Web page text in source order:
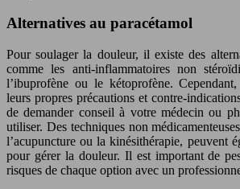
Alternatives au paracétamol
Pour soulager la douleur, il existe des
comme les anti-inflammatoires non
l’ibuprofène ou le kétoprofène.
leurs propres précautions et contre-
de demander conseil à votre médecin ou
utiliser. Des techniques non
l’acupuncture ou la kinésithérapie, peuvent
pour gérer la douleur. Il est important de
risques de chaque option avec un